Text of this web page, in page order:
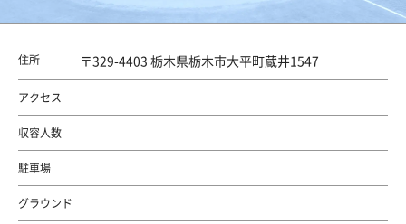
住所 〒329-4403 栃木県栃木市大平町蔵井1547
アクセス
収容人数
駐車場
グラウンド